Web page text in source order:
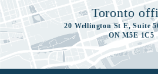
Toronto
20 Wellington St E, Suite
ON M5E 1C5